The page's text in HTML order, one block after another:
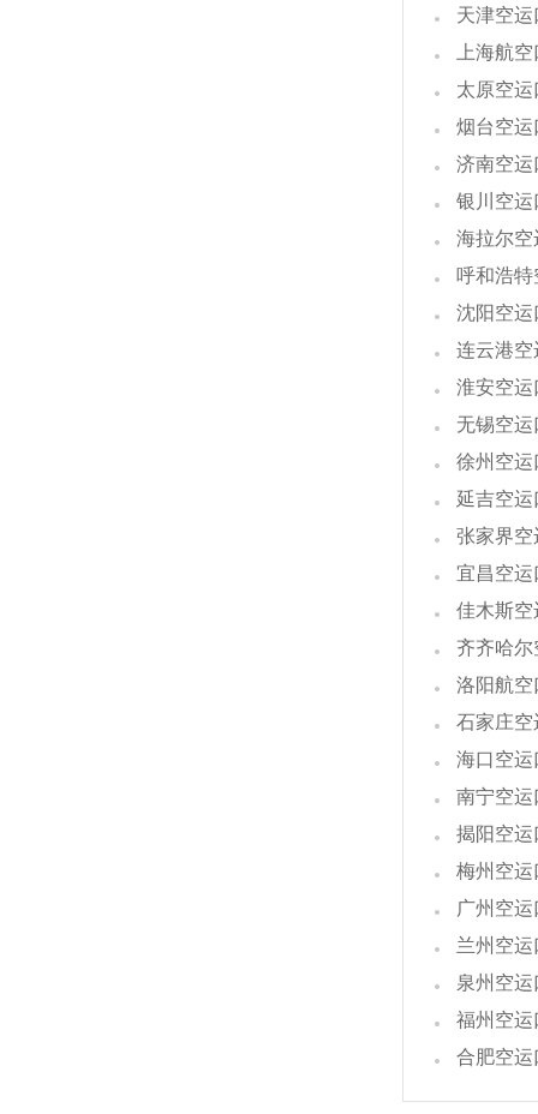
天津空运
上海航
太原空运
烟台空运
济南空运
银川空运
海拉尔空
呼和浩
沈阳空运
连云港空
淮安空运
无锡空运
徐州空运
延吉空运
张家界空
宜昌空运
佳木斯空
齐齐哈
洛阳航空
石家庄空
海口空运
南宁空运
揭阳空运
梅州空运
广州空运
兰州空运
泉州空运
福州空运
合肥空运